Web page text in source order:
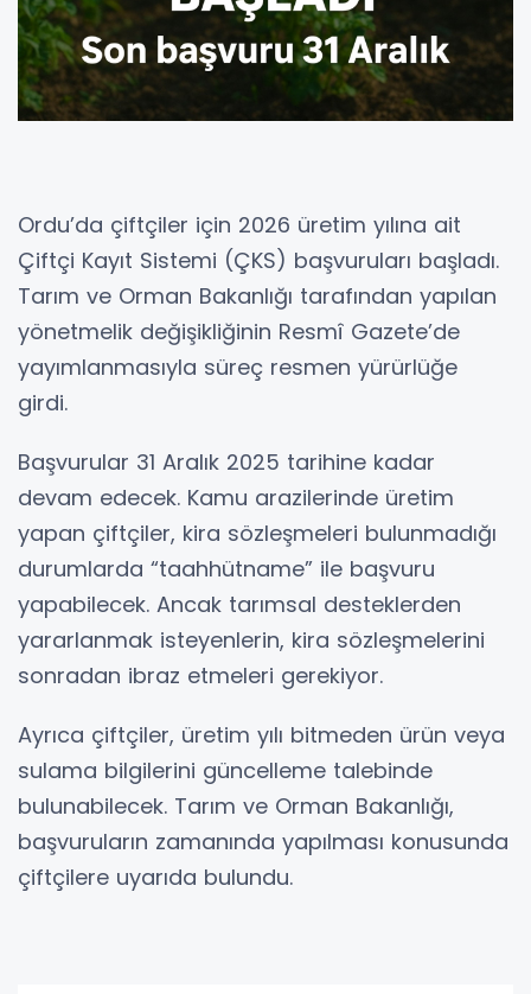
Ordu’da çiftçiler için 2026 üretim yılına ait
Çiftçi Kayıt Sistemi (ÇKS) başvuruları başladı.
Tarım ve Orman Bakanlığı tarafından yapılan
yönetmelik değişikliğinin Resmî Gazete’de
yayımlanmasıyla süreç resmen yürürlüğe
girdi.
Başvurular 31 Aralık 2025 tarihine kadar
devam edecek. Kamu arazilerinde üretim
yapan çiftçiler, kira sözleşmeleri bulunmadığı
durumlarda “taahhütname” ile başvuru
yapabilecek. Ancak tarımsal desteklerden
yararlanmak isteyenlerin, kira sözleşmelerini
sonradan ibraz etmeleri gerekiyor.
Ayrıca çiftçiler, üretim yılı bitmeden ürün veya
sulama bilgilerini güncelleme talebinde
bulunabilecek. Tarım ve Orman Bakanlığı,
başvuruların zamanında yapılması konusunda
çiftçilere uyarıda bulundu.